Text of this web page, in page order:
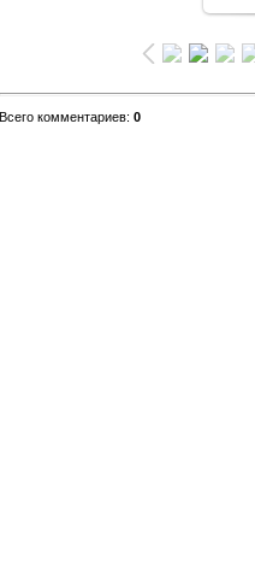
Всего комментариев: 0